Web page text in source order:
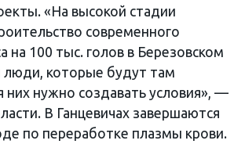
«На высокой стадии
современного
на 100 тыс. голов в Березовском
которые будут там
них нужно создавать условия», —
В Ганцевичах завершаются
по переработке плазмы крови.